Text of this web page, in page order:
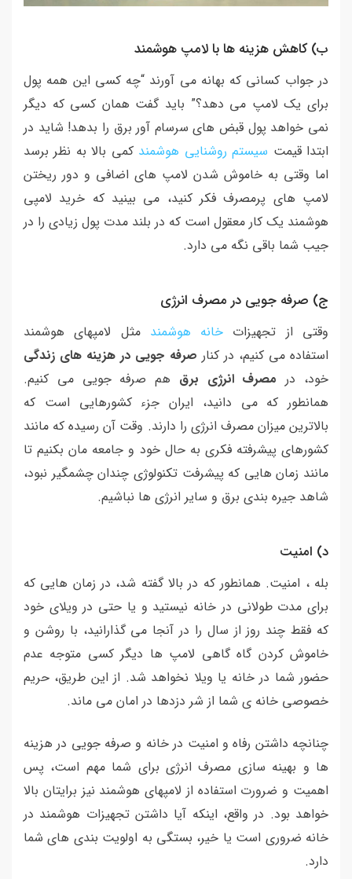
ب) کاهش هزینه ها با لامپ هوشمند
در جواب کسانی که بهانه می آورند “چه کسی این همه پول
برای یک لامپ می دهد؟” باید گفت همان کسی که دیگر
نمی خواهد پول قبض های سرسام آور برق را بدهد! شاید در
ابتدا قیمت سیستم روشنایی هوشمند کمی بالا به نظر برسد
اما وقتی به خاموش شدن لامپ های اضافی و دور ریختن
لامپ های پرمصرف فکر کنید، می بینید که خرید لامپی
هوشمند یک کار معقول است که در بلند مدت پول زیادی را در
جیب شما باقی نگه می دارد.
ج) صرفه جویی در مصرف انرژی
وقتی از تجهیزات خانه هوشمند مثل لامپهای هوشمند
استفاده می کنیم، در کنار صرفه جویی در هزینه های زندگی
خود، در مصرف انرژی برق هم صرفه جویی می کنیم.
همانطور که می دانید، ایران جزء کشورهایی است که
بالاترین میزان مصرف انرژی را دارند. وقت آن رسیده که مانند
کشورهای پیشرفته فکری به حال خود و جامعه مان بکنیم تا
مانند زمان هایی که پیشرفت تکنولوژی چندان چشمگیر نبود،
شاهد جیره بندی برق و سایر انرژی ها نباشیم.
د) امنیت
بله ، امنیت. همانطور که در بالا گفته شد، در زمان هایی که
برای مدت طولانی در خانه نیستید و یا حتی در ویلای خود
که فقط چند روز از سال را در آنجا می گذارانید، با روشن و
خاموش کردن گاه گاهی لامپ ها دیگر کسی متوجه عدم
حضور شما در خانه یا ویلا نخواهد شد. از این طریق، حریم
خصوصی خانه ی شما از شر دزدها در امان می ماند.
چنانچه داشتن رفاه و امنیت در خانه و صرفه جویی در هزینه
ها و بهینه سازی مصرف انرژی برای شما مهم است، پس
اهمیت و ضرورت استفاده از لامپهای هوشمند نیز برایتان بالا
خواهد بود. در واقع، اینکه آیا داشتن تجهیزات هوشمند در
خانه ضروری است یا خیر، بستگی به اولویت بندی های شما
دارد.